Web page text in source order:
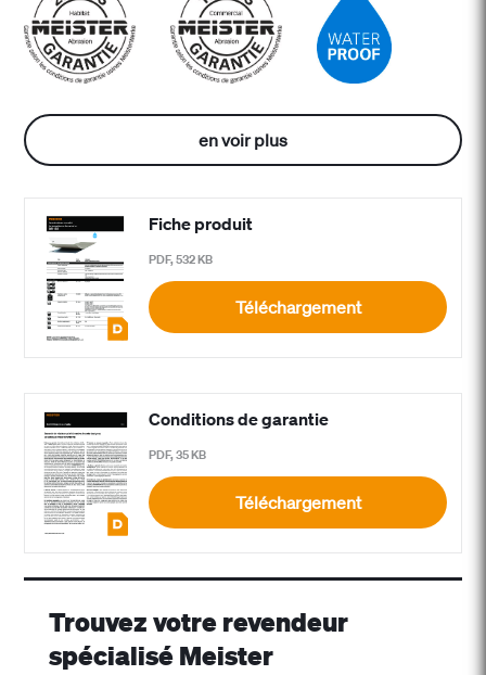
en voir plus
Fiche produit
PDF, 532 KB
Téléchargement
Conditions de garantie
PDF, 35 KB
Téléchargement
Trouvez votre revendeur
spécialisé Meister